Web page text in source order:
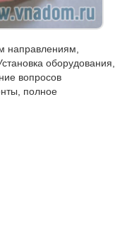
направлениям,
оборудования,
вопросов
полное